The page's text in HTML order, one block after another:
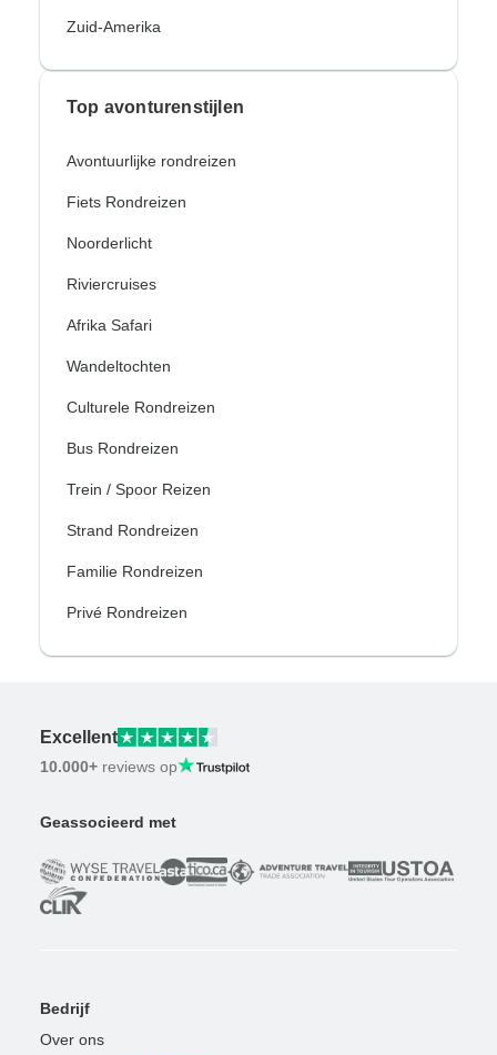
Zuid-Amerika
Top avonturenstijlen
Avontuurlijke rondreizen
Fiets Rondreizen
Noorderlicht
Riviercruises
Afrika Safari
Wandeltochten
Culturele Rondreizen
Bus Rondreizen
Trein / Spoor Reizen
Strand Rondreizen
Familie Rondreizen
Privé Rondreizen
Excellent
10.000+ reviews op
Geassocieerd met
Bedrijf
Over ons